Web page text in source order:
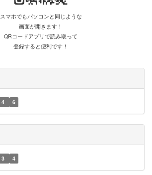
スマホでもパソコンと同じような
画面が開きます！
QRコードアプリで読み取って
登録すると便利です！
4 6
3 4